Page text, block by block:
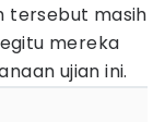
tersebut masih
mereka
ujian ini.